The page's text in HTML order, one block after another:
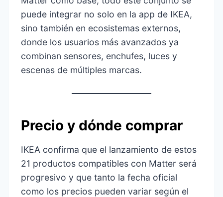
puede integrar no solo en la app de IKEA,
sino también en ecosistemas externos,
donde los usuarios más avanzados ya
combinan sensores, enchufes, luces y
escenas de múltiples marcas.
Precio y dónde comprar
IKEA confirma que el lanzamiento de estos
21 productos compatibles con Matter será
progresivo y que tanto la fecha oficial
como los precios pueden variar según el